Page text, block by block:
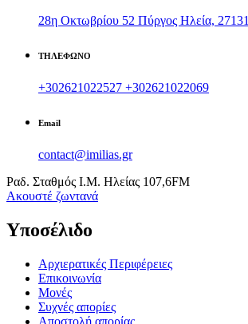
28η Οκτωβρίου 52 Πύργος Ηλεία, 27131
ΤΗΛΕΦΩΝΟ
+302621022527 +302621022069
Email
contact@imilias.gr
Ραδ. Σταθμός Ι.Μ. Ηλείας 107,6FM
Aκουστέ ζωντανά
Υποσέλιδο
Αρχιερατικές Περιφέρειες
Επικοινωνία
Μονές
Συχνές απορίες
Αποστολή απορίας